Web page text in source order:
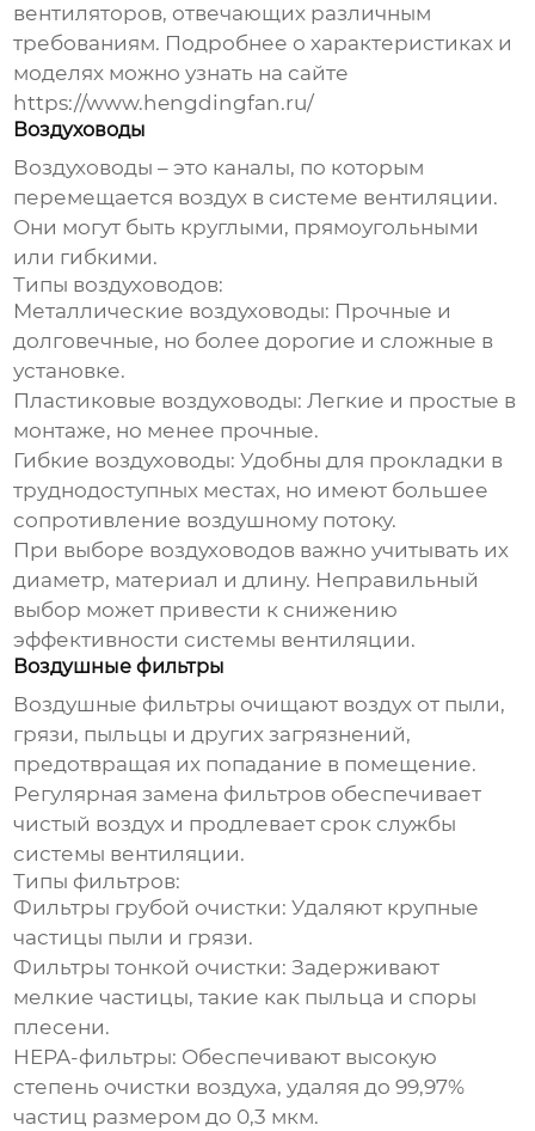
вентиляторов, отвечающих различным
требованиям. Подробнее о характеристиках и
моделях можно узнать на сайте
https://www.hengdingfan.ru/
Воздуховоды
Воздуховоды – это каналы, по которым
перемещается воздух в системе вентиляции.
Они могут быть круглыми, прямоугольными
или гибкими.
Типы воздуховодов:
Металлические воздуховоды: Прочные и
долговечные, но более дорогие и сложные в
установке.
Пластиковые воздуховоды: Легкие и простые в
монтаже, но менее прочные.
Гибкие воздуховоды: Удобны для прокладки в
труднодоступных местах, но имеют большее
сопротивление воздушному потоку.
При выборе воздуховодов важно учитывать их
диаметр, материал и длину. Неправильный
выбор может привести к снижению
эффективности системы вентиляции.
Воздушные фильтры
Воздушные фильтры очищают воздух от пыли,
грязи, пыльцы и других загрязнений,
предотвращая их попадание в помещение.
Регулярная замена фильтров обеспечивает
чистый воздух и продлевает срок службы
системы вентиляции.
Типы фильтров:
Фильтры грубой очистки: Удаляют крупные
частицы пыли и грязи.
Фильтры тонкой очистки: Задерживают
мелкие частицы, такие как пыльца и споры
плесени.
HEPA-фильтры: Обеспечивают высокую
степень очистки воздуха, удаляя до 99,97%
частиц размером до 0,3 мкм.